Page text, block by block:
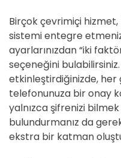
Birçok çevrimiçi hizmet,
sistemi entegre
ayarlarınızdan “iki
seçeneğini
etkinleştirdiğinizde,
telefonunuza bir onay
yalnızca şifrenizi
bulundurmanız da
ekstra bir katman